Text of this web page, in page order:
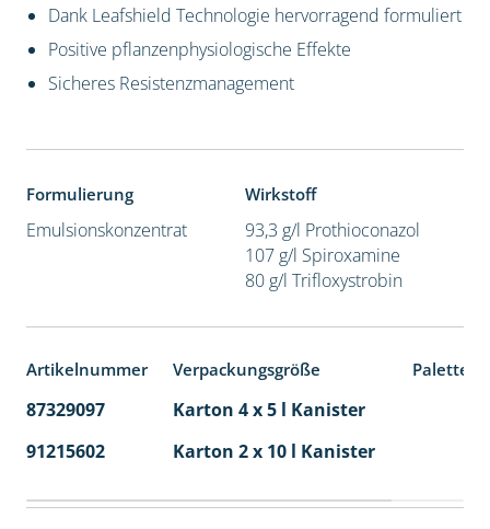
Dank Leafshield Technologie hervorragend formuliert
Positive pflanzenphysiologische Effekte
Sicheres Resistenzmanagement
Formulierung
Emulsionskonzentrat
Wirkstoff
93,3 g/l Prothioconazol
107 g/l Spiroxamine
80 g/l Trifloxystrobin
Artikelnummer Verpackungsgröße
87329097 Karton 4 x 5 l Kanister
91215602
Karton 2 x 10 l Kanister